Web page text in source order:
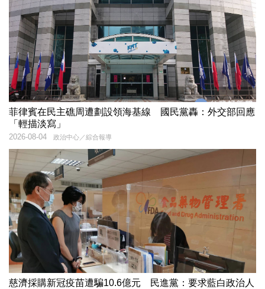
菲律賓在民主礁周遭劃設領海基線 國民黨轟：外交部回應
「輕描淡寫」
政治中心／綜合報導
2026-08-04
慈濟採購新冠疫苗遭騙10.6億元 民進黨：要求藍白政治人